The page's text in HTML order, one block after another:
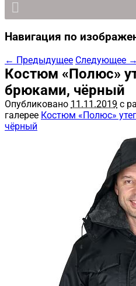
Навигация по
← Предыдущее Следующее →
Костюм «Полюс»
брюками, чёрный
Опубликовано 11.11.2019 с
галерее Костюм «Полюс»
чёрный